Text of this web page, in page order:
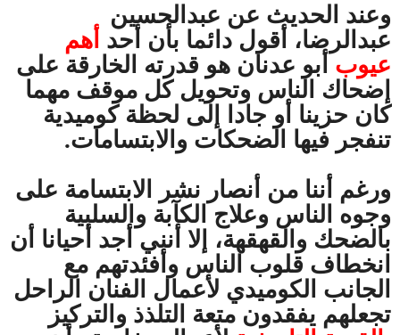
وعند الحديث عن عبدالحسين
عبدالرضا، أقول دائما بأن أحد أهم
عيوب أبو عدنان هو قدرته الخارقة على
إضحاك الناس وتحويل كل موقف مهما
كان حزينا أو جادا إلى لحظة كوميدية
تنفجر فيها الضحكات والابتسامات.
ورغم أننا من أنصار نشر الابتسامة على
وجوه الناس وعلاج الكآبة والسلبية
بالضحك والقهقهة، إلا أنني أجد أحيانا أن
انخطاف قلوب الناس وأفئدتهم مع
الجانب الكوميدي لأعمال الفنان الراحل
تجعلهم يفقدون متعة التلذذ والتركيز